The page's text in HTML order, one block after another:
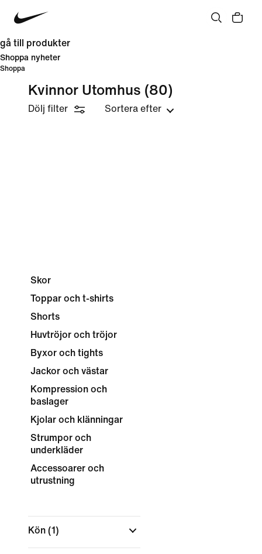
gå till produkter
Shoppa nyheter
Shoppa
Kvinnor Utomhus (80)
Dölj filter Sortera efter
Skor
Toppar och t-shirts
Shorts
Huvtröjor och tröjor
Byxor och tights
Jackor och västar
Kompression och
baslager
Kjolar och klänningar
Strumpor och
underkläder
Accessoarer och
utrustning
Kön (1)